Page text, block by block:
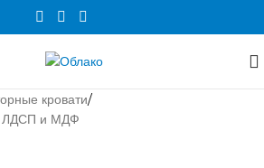
кровати/
ЛДСП и МДФ